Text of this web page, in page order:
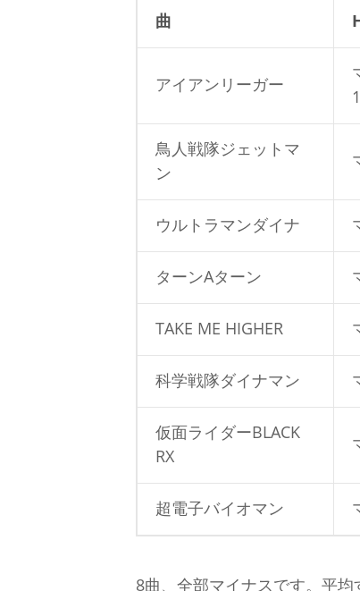
曲
アイアンリーガー
鳥人戦隊ジェットマ
ン
ウルトラマンダイナ
ターンAターン
TAKE ME HIGHER
科学戦隊ダイナマン
仮面ライダーBLACK
RX
超電子バイオマン
8曲、全部マイナスです。平均